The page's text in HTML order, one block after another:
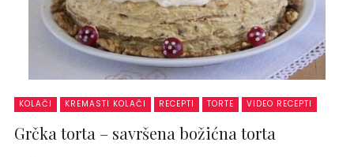
KOLAČI KREMASTI KOLAČI RECEPTI TORTE VIDEO RECEPTI
Grčka torta – savršena božićna torta